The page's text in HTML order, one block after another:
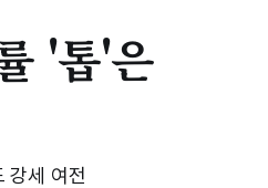
'톱'은
강세 여전